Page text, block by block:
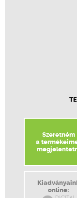
Szeretném
a
online: